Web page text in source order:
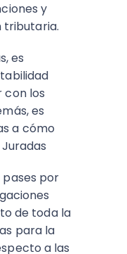
y
tributaria.
es
con los
es
a cómo
pases por
de toda la
para la
a las